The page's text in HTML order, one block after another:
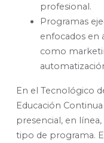
profesional.
Programas
enfocados en
como
En el Tecnológico
Educación
presencial, en
tipo de programa.